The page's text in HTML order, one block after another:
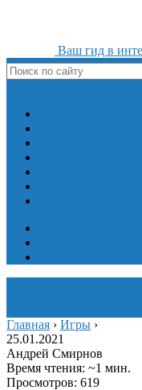
Ваш гид в
Главная › Игры ›
25.01.2021
Андрей Смирнов
Время чтения: ~1 мин.
Просмотров: 619